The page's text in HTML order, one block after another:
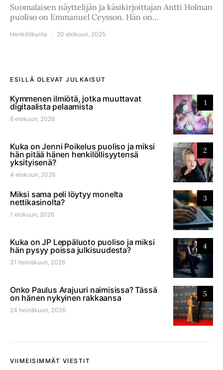
Suomalaisen näyttelijän ja käsikirjoittajan Antti Holman
puoliso on Emmanuel Ceysson. Hän on…
Henkilökunta 20 elokuun, 2025
ESILLÄ OLEVAT JULKAISUT
1
Kymmenen ilmiötä, jotka muuttavat
digitaalista pelaamista
6 elokuun, 2026
2
Kuka on Jenni Poikelus puoliso ja miksi
hän pitää hänen henkilöllisyytensä
yksityisenä?
4 elokuun, 2026
3
Miksi sama peli löytyy monelta
nettikasinolta?
1 elokuun, 2026
4
Kuka on JP Leppäluoto puoliso ja miksi
hän pysyy poissa julkisuudesta?
31 heinäkuun, 2026
5
Onko Paulus Arajuuri naimisissa? Tässä
on hänen nykyinen rakkaansa
24 heinäkuun, 2026
VIIMEISIMMÄT VIESTIT